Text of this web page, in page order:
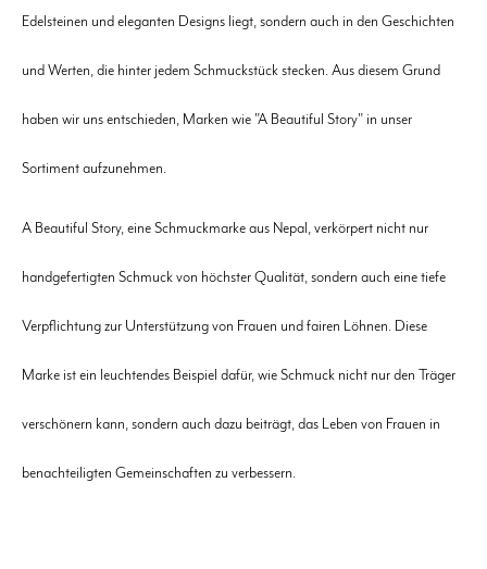
Edelsteinen und eleganten Designs liegt, sondern auch in den Geschichten
und Werten, die hinter jedem Schmuckstück stecken. Aus diesem Grund
haben wir uns entschieden, Marken wie "A Beautiful Story" in unser
Sortiment aufzunehmen.
A Beautiful Story, eine Schmuckmarke aus Nepal, verkörpert nicht nur
handgefertigten Schmuck von höchster Qualität, sondern auch eine tiefe
Verpflichtung zur Unterstützung von Frauen und fairen Löhnen. Diese
Marke ist ein leuchtendes Beispiel dafür, wie Schmuck nicht nur den Träger
verschönern kann, sondern auch dazu beiträgt, das Leben von Frauen in
benachteiligten Gemeinschaften zu verbessern.